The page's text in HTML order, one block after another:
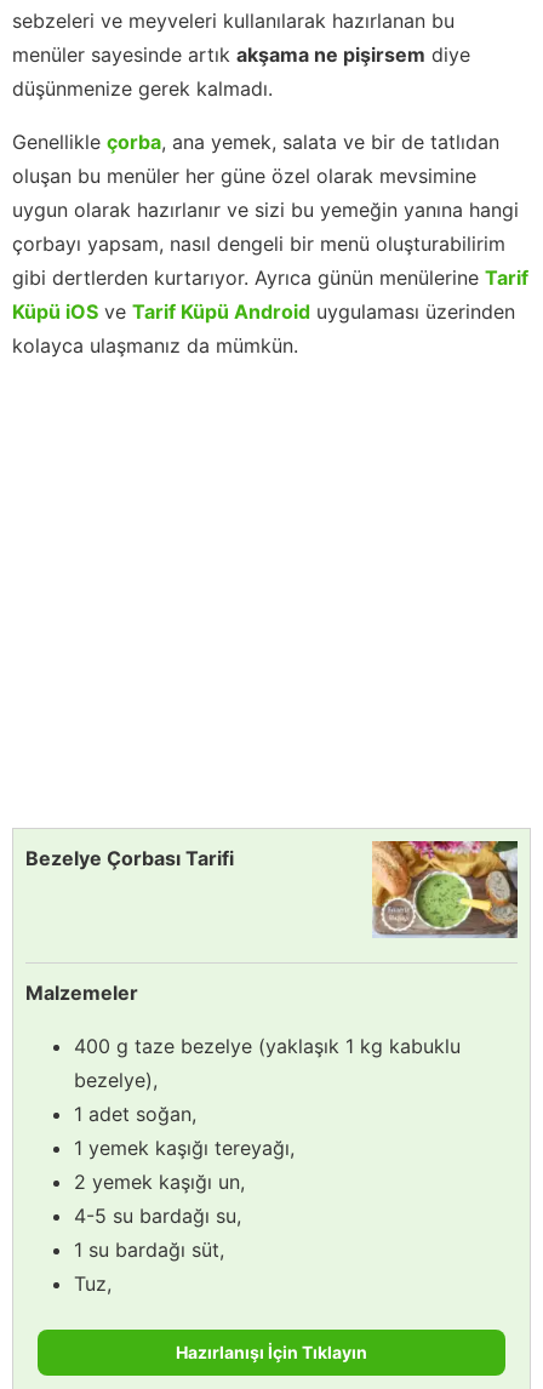
sebzeleri ve meyveleri kullanılarak hazırlanan bu
menüler sayesinde artık akşama ne pişirsem diye
düşünmenize gerek kalmadı.
Genellikle çorba, ana yemek, salata ve bir de tatlıdan
oluşan bu menüler her güne özel olarak mevsimine
uygun olarak hazırlanır ve sizi bu yemeğin yanına hangi
çorbayı yapsam, nasıl dengeli bir menü oluşturabilirim
gibi dertlerden kurtarıyor. Ayrıca günün menülerine Tarif
Küpü iOS ve Tarif Küpü Android uygulaması üzerinden
kolayca ulaşmanız da mümkün.
Bezelye Çorbası Tarifi
Malzemeler
400 g taze bezelye (yaklaşık 1 kg kabuklu
bezelye),
1 adet soğan,
1 yemek kaşığı tereyağı,
2 yemek kaşığı un,
4-5 su bardağı su,
1 su bardağı süt,
Tuz,
Hazırlanışı İçin Tıklayın